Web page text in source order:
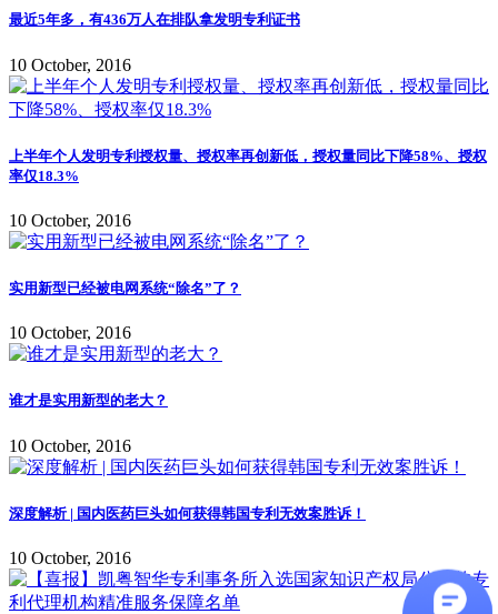
最近5年多，有436万人在排队拿发明专利证书
10 October, 2016
上半年个人发明专利授权量、授权率再创新低，授权量同比下降58%、授权
率仅18.3%
10 October, 2016
实用新型已经被电网系统“除名”了？
10 October, 2016
谁才是实用新型的老大？
10 October, 2016
深度解析 | 国内医药巨头如何获得韩国专利无效案胜诉！
10 October, 2016